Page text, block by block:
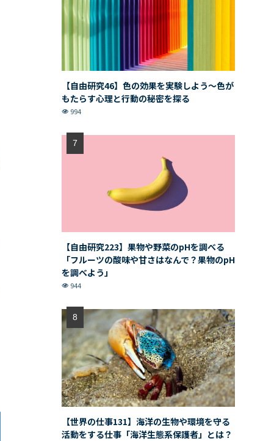
【自由研究46】色の効果を実験しよう〜色が
もたらす心理と行動の秘密を探る
994
【自由研究223】果物や野菜のpHを調べる
「フルーツの酸味や甘さはなんで？果物のpH
を調べよう」
944
【世界の仕事131】海洋の生物や環境を守る
活動をする仕事「海洋生態系保護者」とは？